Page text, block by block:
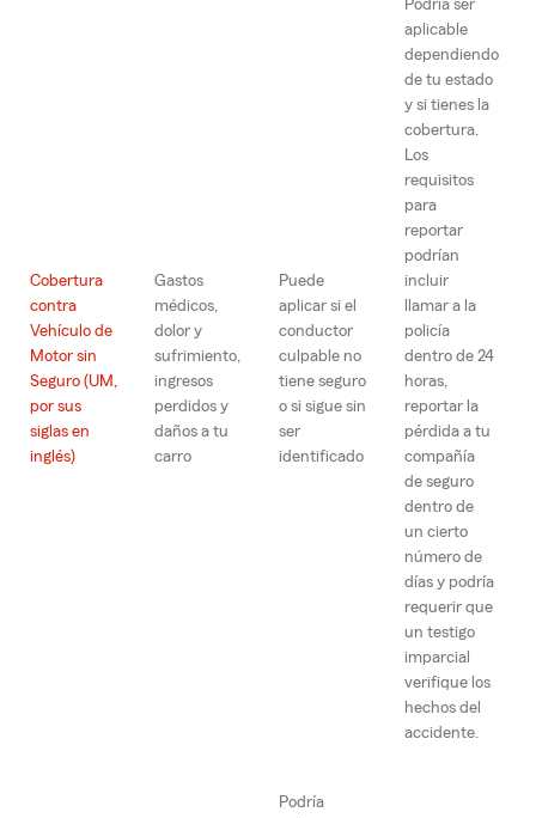
Cobertura
contra
Vehículo de
Motor sin
Seguro (UM,
por sus
siglas en
inglés)
Gastos
médicos,
dolor y
sufrimiento,
ingresos
perdidos y
daños a tu
carro
Puede
aplicar si el
conductor
culpable no
tiene seguro
o si sigue sin
ser
identificado
Podría ser
aplicable
dependiendo
de tu estado
y si tienes la
cobertura.
Los
requisitos
para
reportar
podrían
incluir
llamar a la
policía
dentro de 24
horas,
reportar la
pérdida a tu
compañía
de seguro
dentro de
un cierto
número de
días y podría
requerir que
un testigo
imparcial
verifique los
hechos del
accidente.
Podría